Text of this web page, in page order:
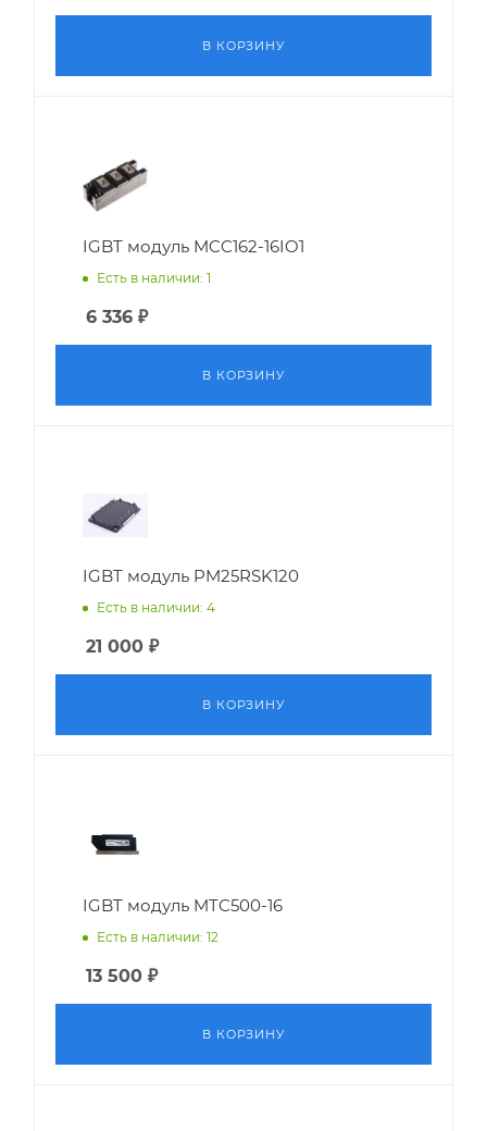
В КОРЗИНУ
IGBT модуль MCC162-16IO1
Есть в наличии: 1
6 336 ₽
В КОРЗИНУ
IGBT модуль PM25RSK120
Есть в наличии: 4
21 000 ₽
В КОРЗИНУ
IGBT модуль MTC500-16
Есть в наличии: 12
13 500 ₽
В КОРЗИНУ